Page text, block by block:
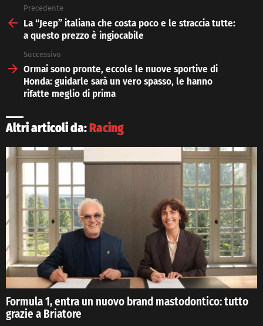
more
Precedente
La “Jeep” italiana che costa poco e le straccia tutte:
a questo prezzo è ingiocabile
Successivo
Ormai sono pronte, eccole le nuove sportive di
Honda: guidarle sarà un vero spasso, le hanno
rifatte meglio di prima
Altri articoli da:Racing
Formula 1, entra un nuovo brand mastodontico: tutto
grazie a Briatore